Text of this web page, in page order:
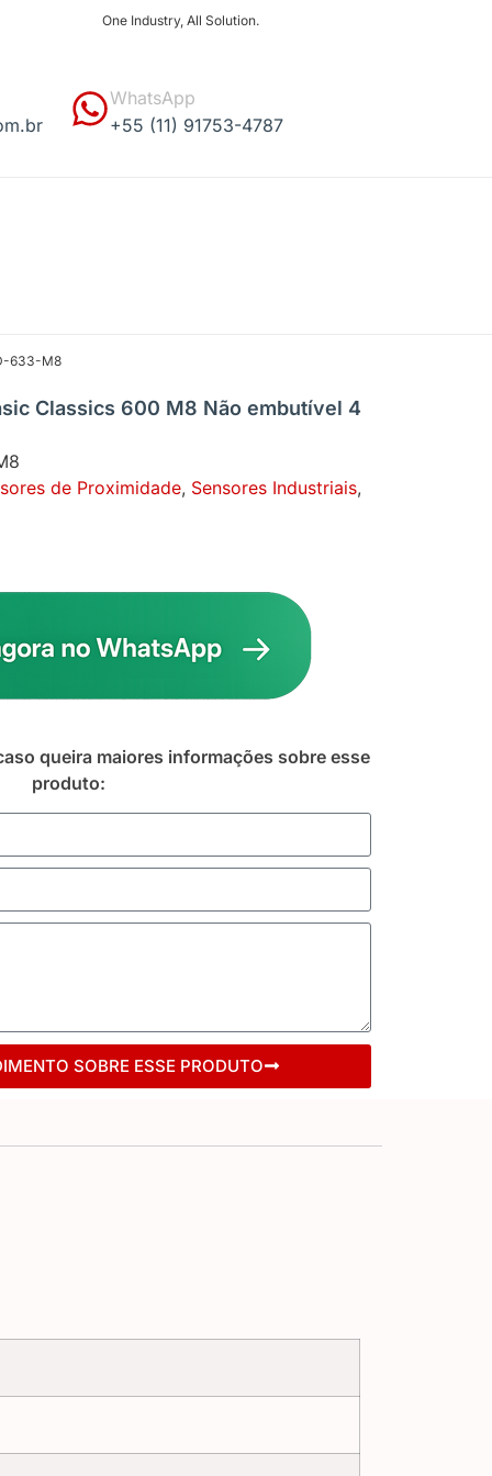
One Industry, All Solution.
WhatsApp
+55 (11) 91753-4787
633-M8
Classics 600 M8 Não embutível 4
de Proximidade, Sensores Industriais,
queira maiores informações sobre esse
produto:
SOBRE ESSE PRODUTO